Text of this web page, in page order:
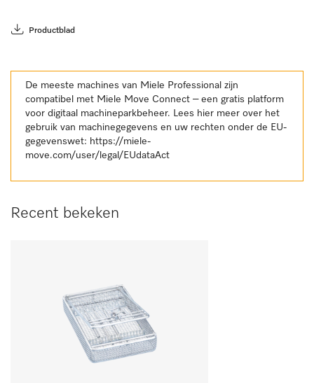
Productblad
De meeste machines van Miele Professional zijn
compatibel met Miele Move Connect – een gratis platform
voor digitaal machineparkbeheer. Lees hier meer over het
gebruik van machinegegevens en uw rechten onder de EU-
gegevenswet: https://miele-
move.com/user/legal/EUdataAct
Recent bekeken